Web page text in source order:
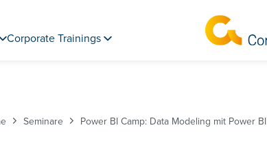
Corporate Trainings
Seminare Power BI Camp: Data Modeling mit Power BI